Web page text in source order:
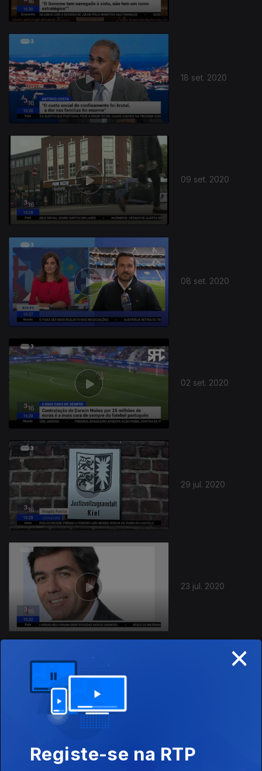
18 set. 2020
09 set. 2020
08 set. 2020
02 set. 2020
29 jul. 2020
486070
23 jul. 2020
×
Registe-se na RTP